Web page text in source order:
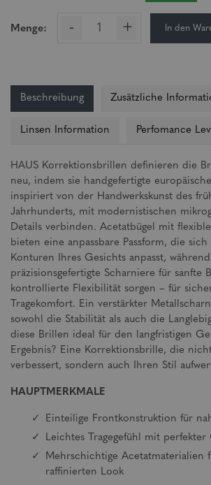
Menge: - + In den
Beschreibung Zusätzliche
Linsen Information Perfomance
HAUS Korrektionsbrillen definieren die
neu, indem sie handgefertigte
inspiriert von der Handwerkskunst des
Jahrhunderts, mit modernistischen
Details verbinden. Acetatbügel mit
bieten eine anpassbare Passform, die
Konturen Ihres Gesichts anpasst, während
präzisionsgefertigte Scharniere für sanfte
kontrollierte Flexibilität sorgen – für
Tragekomfort. Ein verstärkter
sowohl die Stabilität als auch die
diese Brillen ideal für den langfristigen
Ergebnis? Eine Korrektionsbrille, die
verbessert, sondern auch Ihren Stil
HAUPTMERKMALE
Einteilige Frontkonstruktion für
Leichtes Tragegefühl mit perfekter
Mehrschichtige Acetatmaterialien
raffinierten Look